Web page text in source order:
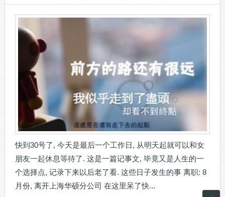
快到30号了, 今天是最后一个工作日, 从明天起就可以和女
朋友一起休息等待了. 这是一篇记事文, 毕竟又是人生的一
个选择点, 记录下来以后老了看. 这些日子发生的事 离职: 8
月份, 离开上海华硕分公司 在这里呆了快...